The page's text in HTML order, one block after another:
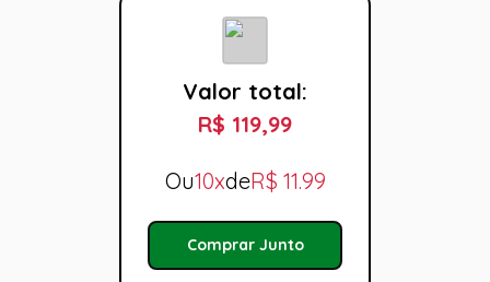
Valor total:
R$ 119,99
Ou10xdeR$ 11.99
Comprar Junto